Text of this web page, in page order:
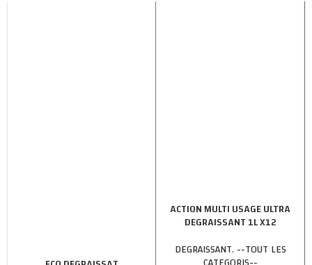
ACTION MULTI USAGE ULTRA
DEGRAISSANT 1L X12
DEGRAISSANT, --TOUT LES